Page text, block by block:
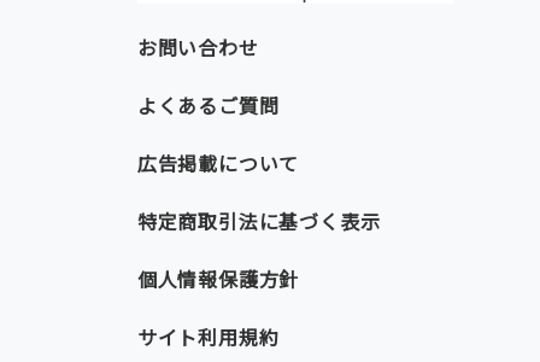
お問い合わせ
よくあるご質問
広告掲載について
特定商取引法に基づく表示
個人情報保護方針
サイト利用規約